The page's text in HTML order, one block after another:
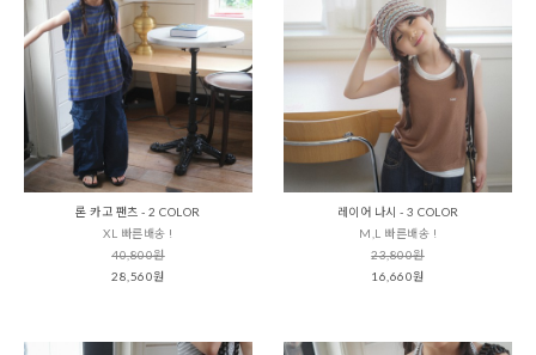
론 카고 팬츠 - 2 COLOR
XL 빠른배송 !
40,800원
28,560원
레이어 나시 - 3 COLOR
M,L 빠른배송 !
23,800원
16,660원